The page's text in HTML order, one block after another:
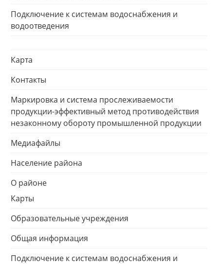
Подключение к системам водоснабжения и
водоотведения
Карта
Контакты
Маркировка и система прослеживаемости
продукции-эффективный метод противодействия
незаконному обороту промышленной продукции
Медиафайлы
Население района
О районе
Карты
Образовательные учреждения
Общая информация
Подключение к системам водоснабжения и